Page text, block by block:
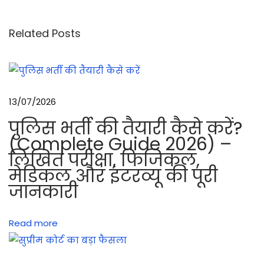
ड्रि
:
पा
स्ट
में
ग
ल
ती
ढ
ना
Related Posts
13/07/2026
पुलिस भर्ती की तैयारी कैसे करें?
(Complete Guide 2026) –
लिखित परीक्षा, फिजिकल,
मेडिकल और इंटरव्यू की पूरी
जानकारी
Read more